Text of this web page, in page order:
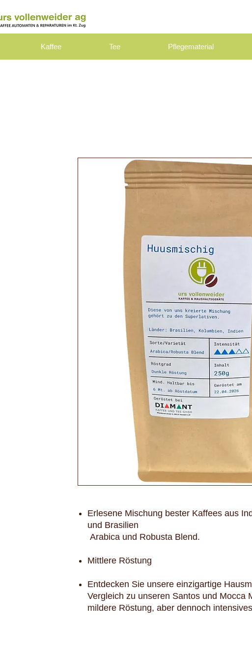
Kaffee Tee Pflegematerial
Erlesene Mischung bester Kaffees aus
und Brasilien
Arabica und Robusta Blend.
Mittlere Röstung
Entdecken Sie unsere einzigartige
Vergleich zu unseren Santos und Mocca
mildere Röstung, aber dennoch